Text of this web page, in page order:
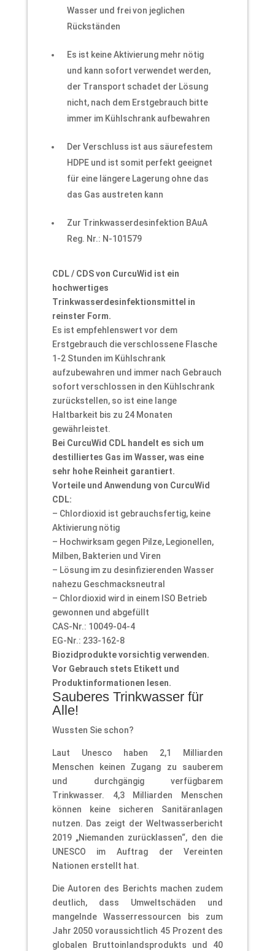
Wasser und frei von jeglichen
Rückständen
Es ist keine Aktivierung mehr nötig
und kann sofort verwendet werden,
der Transport schadet der Lösung
nicht, nach dem Erstgebrauch bitte
immer im Kühlschrank aufbewahren
Der Verschluss ist aus säurefestem
HDPE und ist somit perfekt geeignet
für eine längere Lagerung ohne das
das Gas austreten kann
Zur Trinkwasserdesinfektion BAuA
Reg. Nr.: N-101579
CDL / CDS von CurcuWid ist ein
hochwertiges
Trinkwasserdesinfektionsmittel in
reinster Form.
Es ist empfehlenswert vor dem
Erstgebrauch die verschlossene Flasche
1-2 Stunden im Kühlschrank
aufzubewahren und immer nach Gebrauch
sofort verschlossen in den Kühlschrank
zurückstellen, so ist eine lange
Haltbarkeit bis zu 24 Monaten
gewährleistet.
Bei CurcuWid CDL handelt es sich um
destilliertes Gas im Wasser, was eine
sehr hohe Reinheit garantiert.
Vorteile und Anwendung von CurcuWid
CDL:
– Chlordioxid ist gebrauchsfertig, keine
Aktivierung nötig
– Hochwirksam gegen Pilze, Legionellen,
Milben, Bakterien und Viren
– Lösung im zu desinfizierenden Wasser
nahezu Geschmacksneutral
– Chlordioxid wird in einem ISO Betrieb
gewonnen und abgefüllt
CAS-Nr.: 10049-04-4
EG-Nr.: 233-162-8
Biozidprodukte vorsichtig verwenden.
Vor Gebrauch stets Etikett und
Produktinformationen lesen.
Sauberes Trinkwasser für
Alle!
Wussten Sie schon?
Laut Unesco haben 2,1 Milliarden
Menschen keinen Zugang zu sauberem
und durchgängig verfügbarem
Trinkwasser. 4,3 Milliarden Menschen
können keine sicheren Sanitäranlagen
nutzen. Das zeigt der Weltwasserbericht
2019 „Niemanden zurücklassen“, den die
UNESCO im Auftrag der Vereinten
Nationen erstellt hat.
Die Autoren des Berichts machen zudem
deutlich, dass Umweltschäden und
mangelnde Wasserressourcen bis zum
Jahr 2050 voraussichtlich 45 Prozent des
globalen Bruttoinlandsprodukts und 40